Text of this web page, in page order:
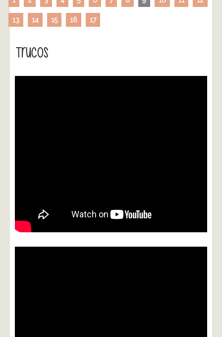
13 14 15 16 17
Trucos